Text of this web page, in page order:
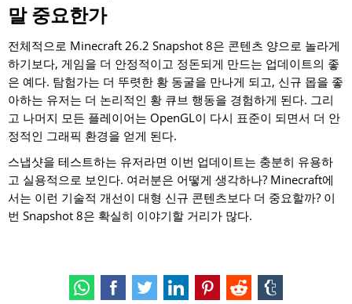
말 중요한가
전체적으로 Minecraft 26.2 Snapshot 8은 콘텐츠 양으로 놀라게
하기보다, 게임을 더 안정적이고 정돈되게 만드는 업데이트의 좋
은 예다. 탐험가는 더 뚜렷한 황 동굴을 만나게 되고, 신규 몹을 좋
아하는 유저는 더 논리적인 황 큐브 행동을 경험하게 된다. 그리
고 나머지 모든 플레이어는 OpenGL이 다시 표준이 되면서 더 안
정적인 그래픽 환경을 얻게 된다.
스냅샷을 테스트하는 유저라면 이번 업데이트는 충분히 유용하
고 실용적으로 보인다. 여러분은 어떻게 생각하나? Minecraft에
서는 이런 기술적 개선이 대형 신규 콘텐츠보다 더 중요할까? 이
번 Snapshot 8은 확실히 이야기할 거리가 많다.